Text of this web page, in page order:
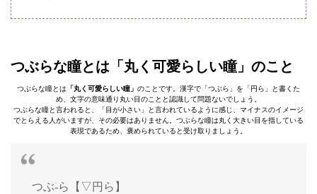
つぶらな瞳とは「丸く可愛らしい瞳」のこと
つぶらな瞳とは 「丸く可愛らしい瞳」 のことです。漢字で「つぶら」を「円ら」と書くた
め、文字の意味通り丸い目のことと認識して問題ないでしょう。
つぶらな瞳と言われると、「目が小さい」と言われているように感じ、マイナスのイメージ
でとらえる人がいますが、その必要はありません。つぶらな瞳は丸く大きい目を指している
表現であるため、褒められていると受け取りましょう。
つぶ‐ら【▽円ら】